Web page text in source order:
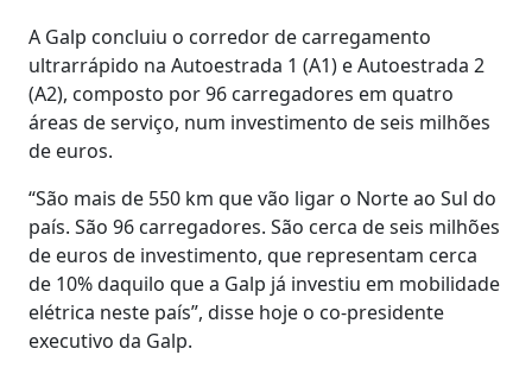
A Galp concluiu o corredor de carregamento
ultrarrápido na Autoestrada 1 (A1) e Autoestrada 2
(A2), composto por 96 carregadores em quatro
áreas de serviço, num investimento de seis milhões
de euros.
“São mais de 550 km que vão ligar o Norte ao Sul do
país. São 96 carregadores. São cerca de seis milhões
de euros de investimento, que representam cerca
de 10% daquilo que a Galp já investiu em mobilidade
elétrica neste país”, disse hoje o co-presidente
executivo da Galp.